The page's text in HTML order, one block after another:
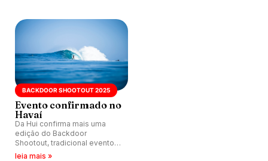
atrações. Confira equipes.
BACKDOOR SHOOTOUT 2025
Evento confirmado no
Havaí
Da Hui confirma mais uma
edição do Backdoor
Shootout, tradicional evento
que reúne convidados
leia mais »